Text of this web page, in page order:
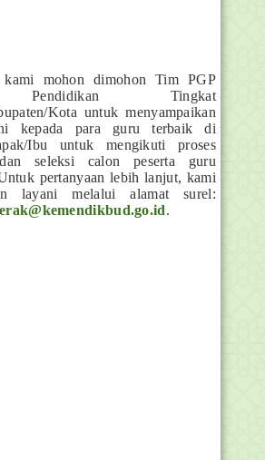
kami mohon dimohon Tim PGP
Tingkat
Kota untuk menyampaikan
kepada para guru terbaik di
Ibu untuk mengikuti proses
seleksi calon peserta guru
pertanyaan lebih lanjut, kami
layani melalui alamat surel:
.